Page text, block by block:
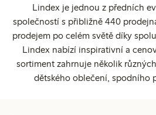
Lindex je jednou z předních
společností s přibližně 440
prodejem po celém světě díky
Lindex nabízí inspirativní a
sortiment zahrnuje několik
dětského oblečení, spodního